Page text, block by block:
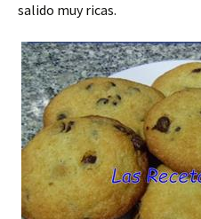
salido muy ricas.